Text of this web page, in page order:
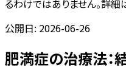
るわけではありません。詳細
公開日: 2026-06-26
肥満症の治療法：